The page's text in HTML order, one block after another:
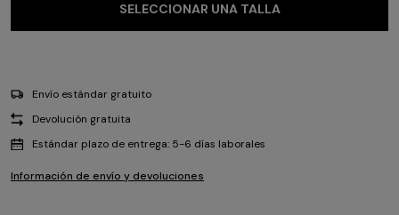
SELECCIONAR UNA TALLA
Envío estándar gratuito
Devolución gratuita
Estándar plazo de entrega: 5-6 días laborales
Información de envío y devoluciones